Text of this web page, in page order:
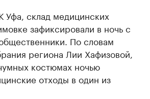
Уфа, склад медицинских
зафиксировали в ночь с
По словам
региона Лии Хафизовой,
костюмах ночью
отходы в один из